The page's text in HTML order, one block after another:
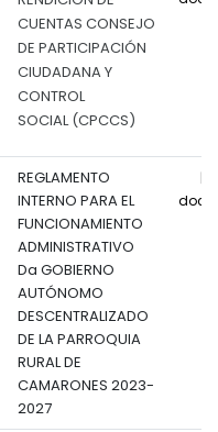
CUENTAS CONSEJO
DE PARTICIPACIÓN
CIUDADANA Y
CONTROL
SOCIAL (CPCCS)
REGLAMENTO
INTERNO PARA EL
FUNCIONAMIENTO
ADMINISTRATIVO
Da GOBIERNO
AUTÓNOMO
DESCENTRALIZADO
DE LA PARROQUIA
RURAL DE
CAMARONES 2023-
2027